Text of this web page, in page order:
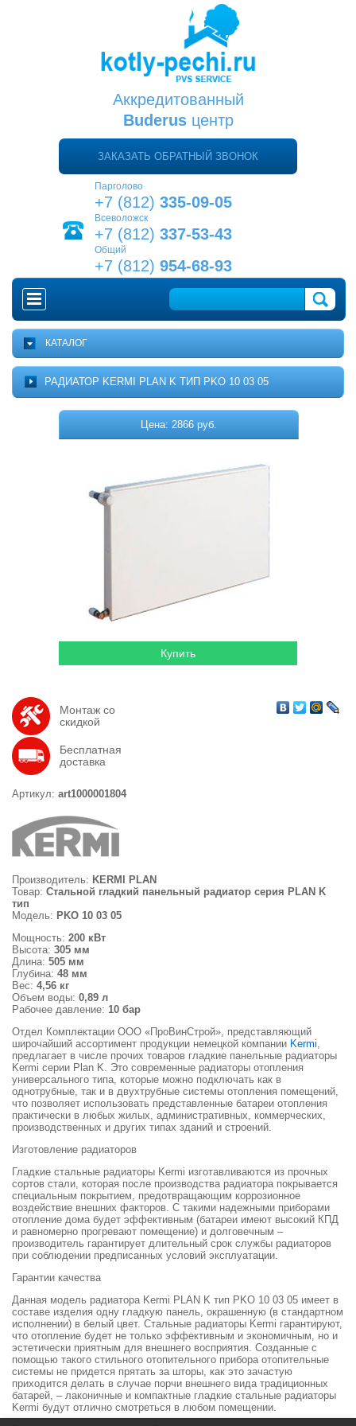
Аккредитованный
Buderusцентр
ЗАКАЗАТЬ ОБРАТНЫЙ ЗВОНОК
Парголово
+7 (812) 335-09-05
Всеволожск
+7 (812) 337-53-43
Общий
+7 (812) 954-68-93
ГЛАВНАЯ
О ПРОЕКТЕ
ДОСТАВКА
КОНТАКТЫ
КАТАЛОГ
Комплектующие для котельных
РАДИАТОР KERMI PLAN K ТИП PKO 10 03 05
Цена: 2866 руб.
Монтаж со
скидкой
Бесплатная
доставка
Артикул: art1000001804
Производитель: KERMI PLAN
Товар: Стальной гладкий панельный радиатор серия PLAN K
тип
Модель: PKO 10 03 05
Мощность: 200 кВт
Высота: 305 мм
Длина: 505 мм
Глубина: 48 мм
Вес: 4,56 кг
Объем воды: 0,89 л
Рабочее давление: 10 бар
Отдел Комплектации ООО «ПроВинСтрой», представляющий
широчайший ассортимент продукции немецкой компании Kermi,
предлагает в числе прочих товаров гладкие панельные радиаторы
Kermi серии Plan K. Это современные радиаторы отопления
универсального типа, которые можно подключать как в
однотрубные, так и в двухтрубные системы отопления помещений,
что позволяет использовать представленные батареи отопления
практически в любых жилых, административных, коммерческих,
производственных и других типах зданий и строений.
Изготовление радиаторов
Гладкие стальные радиаторы Kermi изготавливаются из прочных
сортов стали, которая после производства радиатора покрывается
специальным покрытием, предотвращающим коррозионное
воздействие внешних факторов. С такими надежными приборами
отопление дома будет эффективным (батареи имеют высокий КПД
и равномерно прогревают помещение) и долговечным –
производитель гарантирует длительный срок службы радиаторов
при соблюдении предписанных условий эксплуатации.
Гарантии качества
Данная модель радиатора Kermi PLAN K тип PKO 10 03 05 имеет в
составе изделия одну гладкую панель, окрашенную (в стандартном
исполнении) в белый цвет. Стальные радиаторы Kermi гарантируют,
что отопление будет не только эффективным и экономичным, но и
эстетически приятным для внешнего восприятия. Созданные с
помощью такого стильного отопительного прибора отопительные
системы не придется прятать за шторы, как это зачастую
приходится делать в случае порчи внешнего вида традиционных
батарей, – лаконичные и компактные гладкие стальные радиаторы
Kermi будут отлично смотреться в любом помещении.